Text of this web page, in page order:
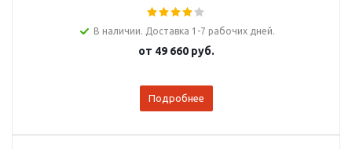
В наличии. Доставка 1-7 рабочих дней.
от 49 660 руб.
Подробнее